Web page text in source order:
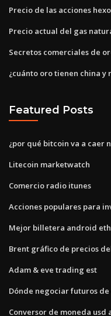
Precio de las acciones hexo
Precio actual del gas
Secretos comerciales de
¿cuánto oro tienen china y
Featured Posts
¿por qué bitcoin va a caer
Litecoin marketwatch
Comercio radio itunes
Acciones populares para
Mejor billetera android
Brent gráfico de precios
Adam & eve trading est
Dónde negociar futuros de
Conversor de moneda usd